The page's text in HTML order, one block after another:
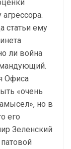
статьи ему
ли война
Офиса
«очень
но в
его
Зеленский